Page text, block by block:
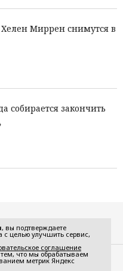
Миррен снимутся в
собирается закончить
Реклама
, вы подтверждаете
с целью улучшить сервис,
соглашение
что мы обрабатываем
метрик Яндекс